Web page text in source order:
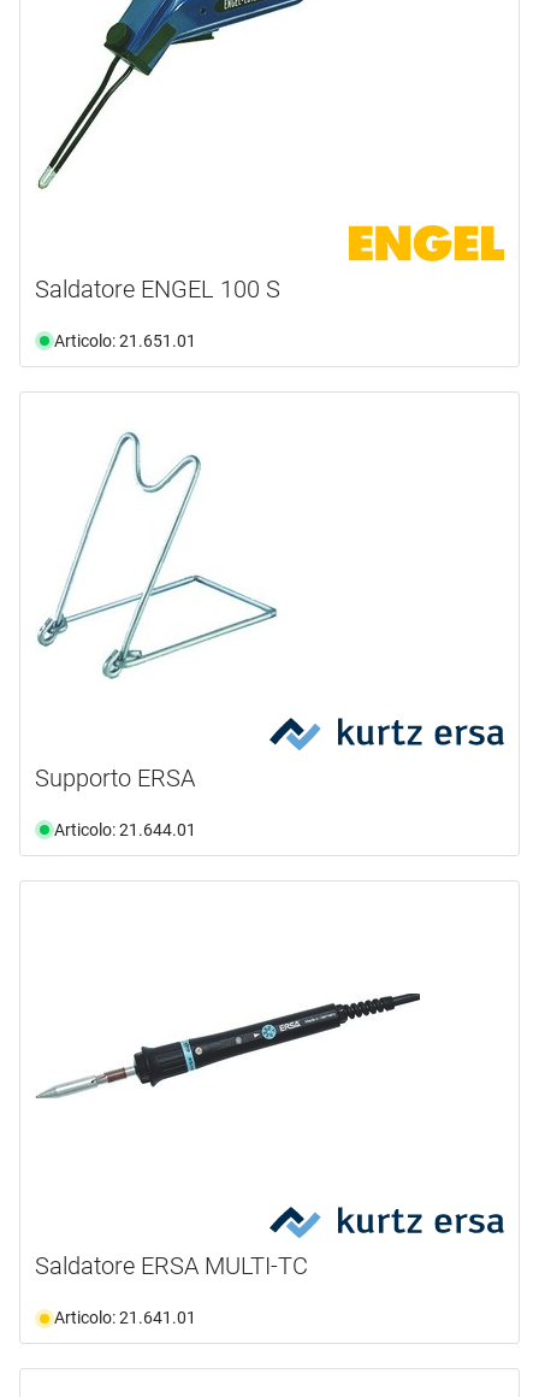
Saldatore ENGEL 100 S
Articolo: 21.651.01
Supporto ERSA
Articolo: 21.644.01
Saldatore ERSA MULTI-TC
Articolo: 21.641.01